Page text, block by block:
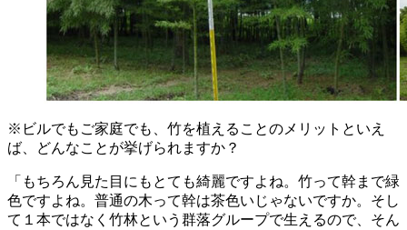
※ビルでもご家庭でも、竹を植えることのメリットといえ
ば、どんなことが挙げられますか？
「もちろん見た目にもとても綺麗ですよね。竹って幹まで緑
色ですよね。普通の木って幹は茶色いじゃないですか。そし
て１本ではなく竹林という群落グループで生えるので、そん